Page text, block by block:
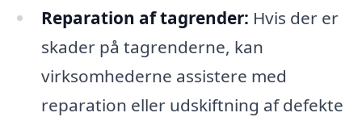
Reparation af tagrender: Hvis der er
skader på tagrenderne, kan
virksomhederne assistere med
reparation eller udskiftning af defekte